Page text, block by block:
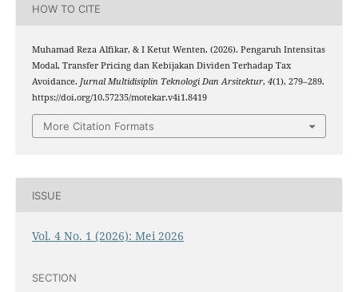
HOW TO CITE
Muhamad Reza Alfikar, & I Ketut Wenten. (2026). Pengaruh Intensitas
Modal, Transfer Pricing dan Kebijakan Dividen Terhadap Tax
Avoidance. Jurnal Multidisiplin Teknologi Dan Arsitektur, 4(1), 279–289.
https://doi.org/10.57235/motekar.v4i1.8419
More Citation Formats
ISSUE
Vol. 4 No. 1 (2026): Mei 2026
SECTION